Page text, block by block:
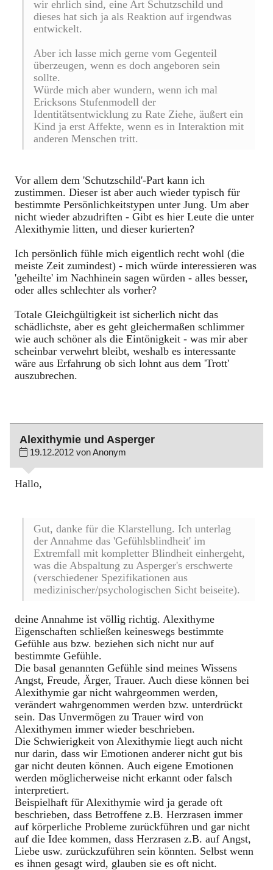
wir ehrlich sind, eine Art Schutzschild und
dieses hat sich ja als Reaktion auf irgendwas
entwickelt.
Aber ich lasse mich gerne vom Gegenteil
überzeugen, wenn es doch angeboren sein
sollte.
Würde mich aber wundern, wenn ich mal
Ericksons Stufenmodell der
Identitätsentwicklung zu Rate Ziehe, äußert ein
Kind ja erst Affekte, wenn es in Interaktion mit
anderen Menschen tritt.
Vor allem dem 'Schutzschild'-Part kann ich
zustimmen. Dieser ist aber auch wieder typisch für
bestimmte Persönlichkeitstypen unter Jung. Um aber
nicht wieder abzudriften - Gibt es hier Leute die unter
Alexithymie litten, und dieser kurierten?
Ich persönlich fühle mich eigentlich recht wohl (die
meiste Zeit zumindest) - mich würde interessieren was
'geheilte' im Nachhinein sagen würden - alles besser,
oder alles schlechter als vorher?
Totale Gleichgültigkeit ist sicherlich nicht das
schädlichste, aber es geht gleichermaßen schlimmer
wie auch schöner als die Eintönigkeit - was mir aber
scheinbar verwehrt bleibt, weshalb es interessante
wäre aus Erfahrung ob sich lohnt aus dem 'Trott'
auszubrechen.
Alexithymie und Asperger
19.12.2012 von Anonym
Hallo,
Gut, danke für die Klarstellung. Ich unterlag
der Annahme das 'Gefühlsblindheit' im
Extremfall mit kompletter Blindheit einhergeht,
was die Abspaltung zu Asperger's erschwerte
(verschiedener Spezifikationen aus
medizinischer/psychologischen Sicht beiseite).
deine Annahme ist völlig richtig. Alexithyme
Eigenschaften schließen keineswegs bestimmte
Gefühle aus bzw. beziehen sich nicht nur auf
bestimmte Gefühle.
Die basal genannten Gefühle sind meines Wissens
Angst, Freude, Ärger, Trauer. Auch diese können bei
Alexithymie gar nicht wahrgeommen werden,
verändert wahrgenommen werden bzw. unterdrückt
sein. Das Unvermögen zu Trauer wird von
Alexithymen immer wieder beschrieben.
Die Schwierigkeit von Alexithymie liegt auch nicht
nur darin, dass wir Emotionen anderer nicht gut bis
gar nicht deuten können. Auch eigene Emotionen
werden möglicherweise nicht erkannt oder falsch
interpretiert.
Beispielhaft für Alexithymie wird ja gerade oft
beschrieben, dass Betroffene z.B. Herzrasen immer
auf körperliche Probleme zurückführen und gar nicht
auf die Idee kommen, dass Herzrasen z.B. auf Angst,
Liebe usw. zurückzuführen sein könnten. Selbst wenn
es ihnen gesagt wird, glauben sie es oft nicht.